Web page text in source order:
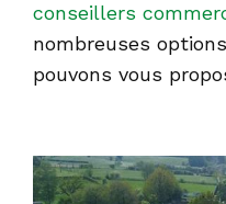
conseillers
nombreuses
pouvons vous